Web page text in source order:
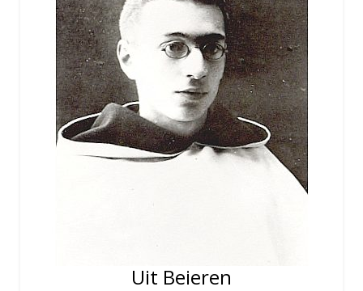
Uit Beieren